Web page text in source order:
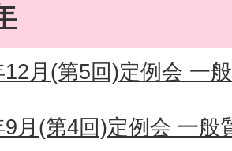
月(第5回)定例会 一
月(第4回)定例会 一般